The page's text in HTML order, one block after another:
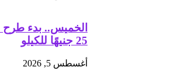
الخميس.. بدء طرح
25 جنيهًا للكيلو
أغسطس 5, 2026